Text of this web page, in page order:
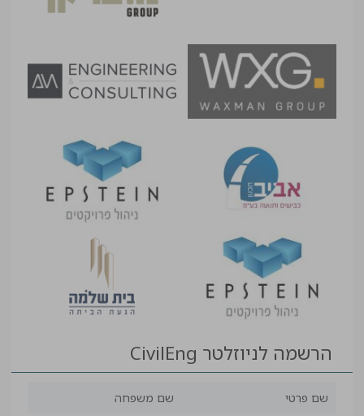
הרשמה לניוזלטר CivilEng